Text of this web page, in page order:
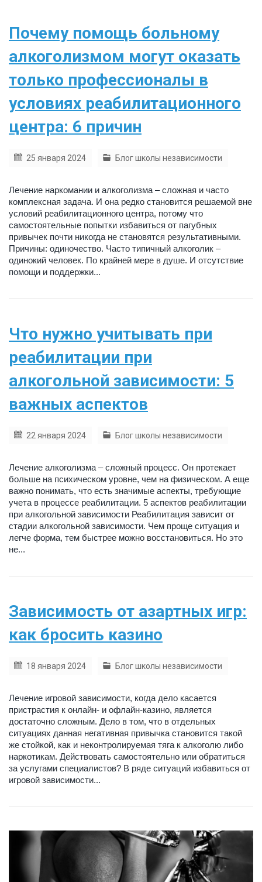
Почему помощь больному
алкоголизмом могут оказать
только профессионалы в
условиях реабилитационного
центра: 6 причин
25 января 2024 Блог школы независимости
Лечение наркомании и алкоголизма – сложная и часто
комплексная задача. И она редко становится решаемой вне
условий реабилитационного центра, потому что
самостоятельные попытки избавиться от пагубных
привычек почти никогда не становятся результативными.
Причины: одиночество. Часто типичный алкоголик –
одинокий человек. По крайней мере в душе. И отсутствие
помощи и поддержки...
Что нужно учитывать при
реабилитации при
алкогольной зависимости: 5
важных аспектов
22 января 2024 Блог школы независимости
Лечение алкоголизма – сложный процесс. Он протекает
больше на психическом уровне, чем на физическом. А еще
важно понимать, что есть значимые аспекты, требующие
учета в процессе реабилитации. 5 аспектов реабилитации
при алкогольной зависимости Реабилитация зависит от
стадии алкогольной зависимости. Чем проще ситуация и
легче форма, тем быстрее можно восстановиться. Но это
не...
Зависимость от азартных игр:
как бросить казино
18 января 2024 Блог школы независимости
Лечение игровой зависимости, когда дело касается
пристрастия к онлайн- и офлайн-казино, является
достаточно сложным. Дело в том, что в отдельных
ситуациях данная негативная привычка становится такой
же стойкой, как и неконтролируемая тяга к алкоголю либо
наркотикам. Действовать самостоятельно или обратиться
за услугами специалистов? В ряде ситуаций избавиться от
игровой зависимости...